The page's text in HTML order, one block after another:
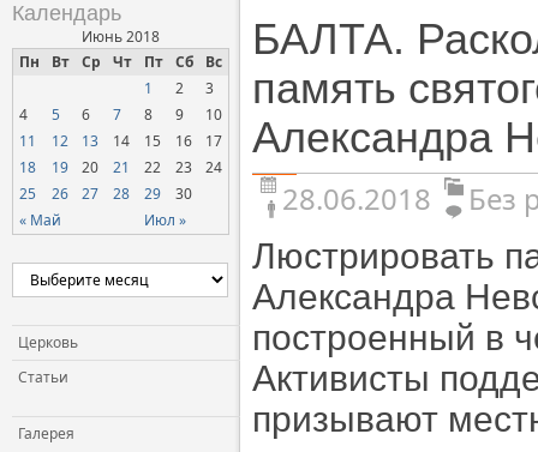
Календарь
Июнь 2018
Пн
Вт Ср Чт Пт Сб Вс
« Май Июл »
1 2
3
4
5 6 7 8 9
10
11
12 13 14 15 16
17
18
19 20 21 22 23
24
25
26 27 28 29 30
Церковь
Статьи
Галерея
БАЛТА.
память
Александра
28.06.2018
Без
Люстрировать
Александра
построенный в
Активисты
призывают